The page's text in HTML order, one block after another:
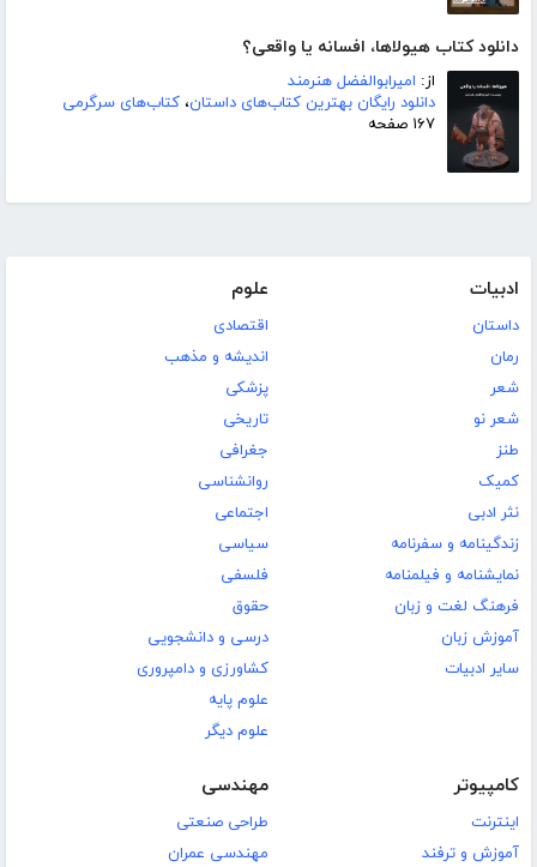
دانلود کتاب هیولاها، افسانه یا واقعی؟
از: امیرابوالفضل هنرمند
دانلود رایگان بهترین کتاب‌های داستان، کتاب‌های سرگرمی
۱۶۷ صفحه
ادبیات
داستان
رمان
شعر
شعر نو
طنز
کمیک
نثر ادبی
زندگینامه و سفرنامه
نمایشنامه و فیلمنامه
فرهنگ لغت و زبان
آموزش زبان
سایر ادبیات
علوم
اقتصادی
اندیشه و مذهب
پزشکی
تاریخی
جغرافی
روانشناسی
اجتماعی
سیاسی
فلسفی
حقوق
درسی و دانشجویی
کشاورزی و دامپروری
علوم پایه
علوم دیگر
کامپیوتر
اینترنت
آموزش و ترفند
مهندسی
طراحی صنعتی
مهندسی عمران